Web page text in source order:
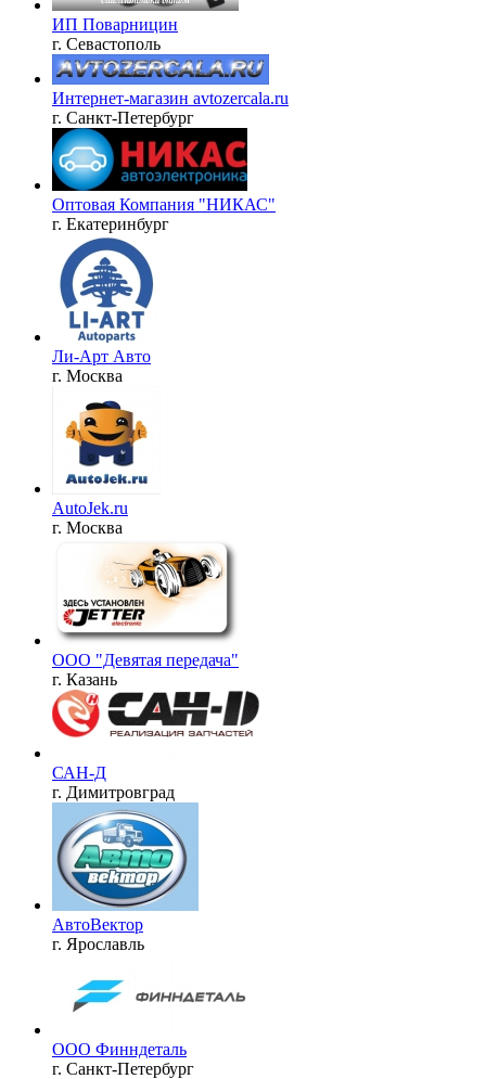
ИП Поварницин
г. Севастополь
Интернет-магазин avtozercala.ru
г. Санкт-Петербург
Оптовая Компания "НИКАС"
г. Екатеринбург
Ли-Арт Авто
г. Москва
AutoJek.ru
г. Москва
ООО "Девятая передача"
г. Казань
САН-Д
г. Димитровград
АвтоВектор
г. Ярославль
ООО Финндеталь
г. Санкт-Петербург